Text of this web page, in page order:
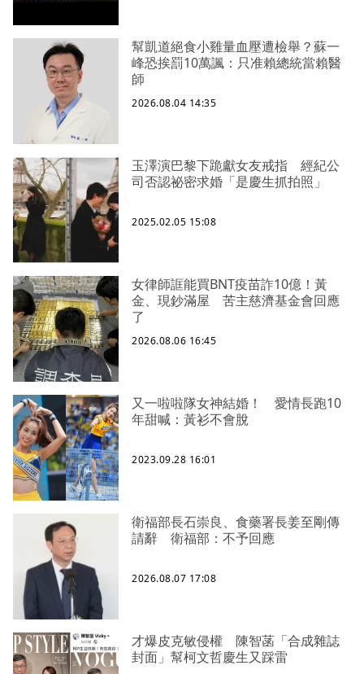
幫凱道絕食小雞量血壓遭檢舉？蘇一
峰恐挨罰10萬諷：只准賴總統當賴醫
師
2026.08.04 14:35
玉澤演巴黎下跪獻女友戒指 經紀公
司否認祕密求婚「是慶生抓拍照」
2025.02.05 15:08
女律師誆能買BNT疫苗詐10億！黃
金、現鈔滿屋 苦主慈濟基金會回應
了
2026.08.06 16:45
又一啦啦隊女神結婚！ 愛情長跑10
年甜喊：黃衫不會脫
2023.09.28 16:01
衛福部長石崇良、食藥署長姜至剛傳
請辭 衛福部：不予回應
2026.08.07 17:08
才爆皮克敏侵權 陳智菡「合成雜誌
封面」幫柯文哲慶生又踩雷